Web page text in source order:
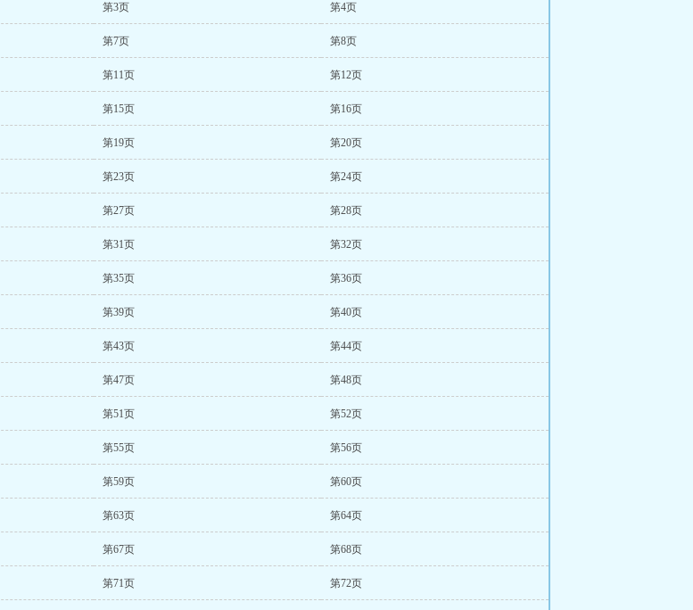
第3页 第4页
第7页 第8页
第11页 第12页
第15页 第16页
第19页 第20页
第23页 第24页
第27页 第28页
第31页 第32页
第35页 第36页
第39页 第40页
第43页 第44页
第47页 第48页
第51页 第52页
第55页 第56页
第59页 第60页
第63页 第64页
第67页 第68页
第71页 第72页